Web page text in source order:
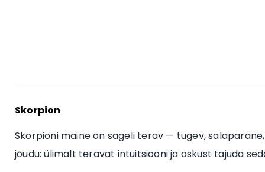
Skorpion
Skorpioni maine on sageli terav — tugev,
jõudu: ülimalt teravat intuitsiooni ja oskust tajuda